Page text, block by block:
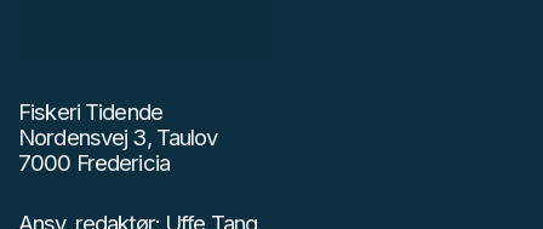
Fiskeri Tidende
Nordensvej 3, Taulov
7000 Fredericia
Ansv. redaktør: Uffe Tang